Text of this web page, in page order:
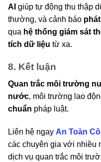
AI giúp tự động thu thập
thường, và cảnh báo
qua hệ thống giám sát
tích dữ liệu từ xa.
8. Kết luận
Quan trắc môi trường
nước, môi trường lao
chuẩn pháp luật.
Liên hệ ngay An Toàn
các chuyên gia với nhiều
dịch vụ quan trắc môi